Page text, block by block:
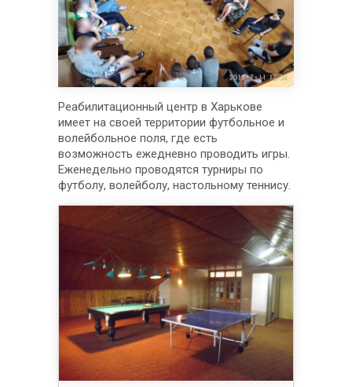
Реабилитационный центр в Харькове
имеет на своей территории футбольное и
волейбольное поля, где есть
возможность ежедневно проводить игры.
Еженедельно проводятся турниры по
футболу, волейболу, настольному теннису.